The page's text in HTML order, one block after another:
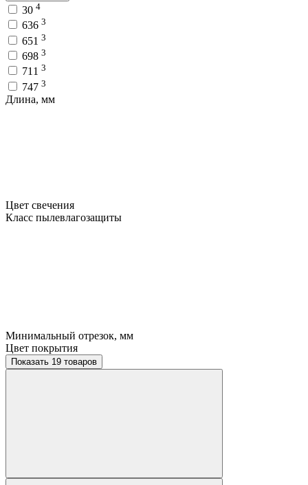
30 4
636 3
651 3
698 3
711 3
747 3
Длина, мм
Цвет свечения
Класс пылевлагозащиты
Минимальный отрезок, мм
Цвет покрытия
Показать 19 товаров